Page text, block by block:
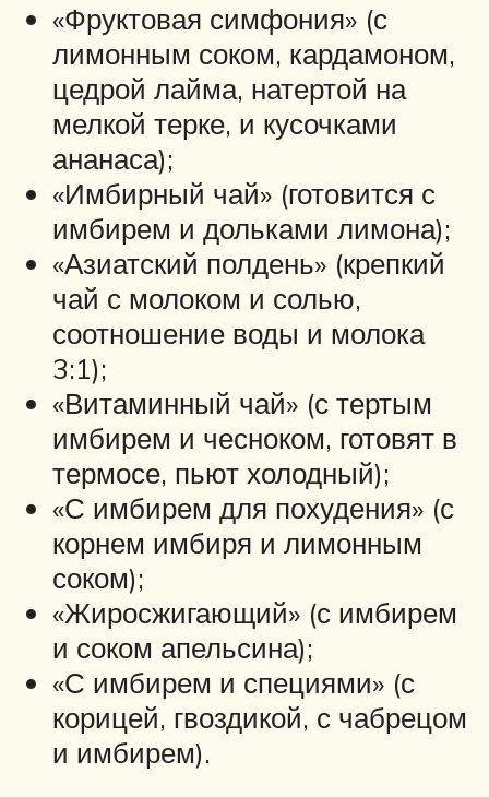
«Фруктовая симфония» (с
лимонным соком, кардамоном,
цедрой лайма, натертой на
мелкой терке, и кусочками
ананаса);
«Имбирный чай» (готовится с
имбирем и дольками лимона);
«Азиатский полдень» (крепкий
чай с молоком и солью,
соотношение воды и молока
3:1);
«Витаминный чай» (с тертым
имбирем и чесноком, готовят в
термосе, пьют холодный);
«С имбирем для похудения» (с
корнем имбиря и лимонным
соком);
«Жиросжигающий» (с имбирем
и соком апельсина);
«С имбирем и специями» (с
корицей, гвоздикой, с чабрецом
и имбирем).